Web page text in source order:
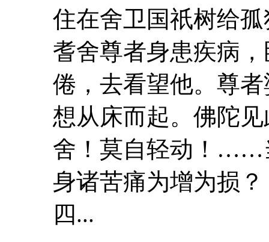
住在舍卫国祇树给
耆舍尊者身患疾病
倦，去看望他。尊者
想从床而起。佛陀
舍 ！莫自轻动！……
身诸苦痛为增为损
四...